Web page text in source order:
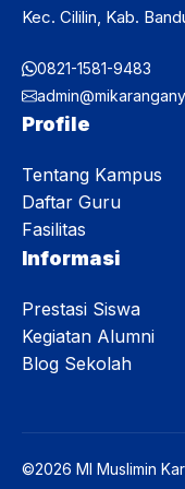
Kec. Cililin, Kab.
0821-1581-9483
Profile
Tentang Kampus
Daftar Guru
Fasilitas
Informasi
Prestasi Siswa
Kegiatan Alumni
Blog Sekolah
©2026 MI Muslimin